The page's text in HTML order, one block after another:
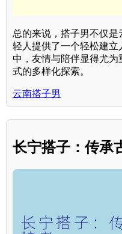
总的来说，搭子男不仅
轻人提供了一个轻松建
中，友情与陪伴显得尤
式的多样化探索。
云南搭子男
长宁搭子：传承